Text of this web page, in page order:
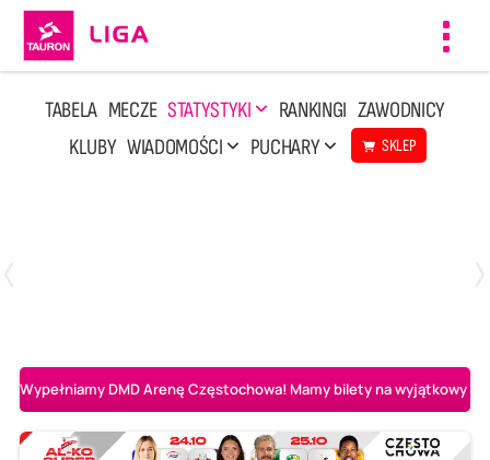
TABELA MECZE STATYSTYKI RANKINGI ZAWODNICY
KLUBY WIADOMOŚCI PUCHARY SKLEP
Wypełniamy DMD Arenę Częstochowa! Mamy bilety na wyjątkowy